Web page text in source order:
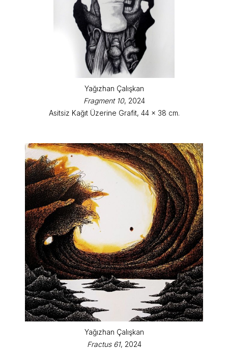
Yağızhan Çalışkan
Fragment 10, 2024
Asitsiz Kağıt Üzerine Grafit, 44 x 38 cm.
Yağızhan Çalışkan
Fractus 61, 2024